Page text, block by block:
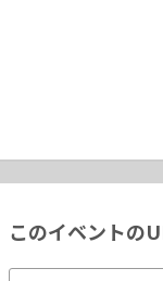
このイベントの